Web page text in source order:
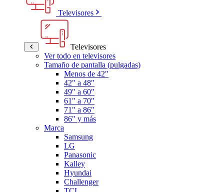
Televisores
Televisores
Ver todo en televisores
Tamaño de pantalla (pulgadas)
Menos de 42"
42" a 48"
49" a 60"
61" a 70"
71" a 86"
86" y más
Marca
Samsung
LG
Panasonic
Kalley
Hyundai
Challenger